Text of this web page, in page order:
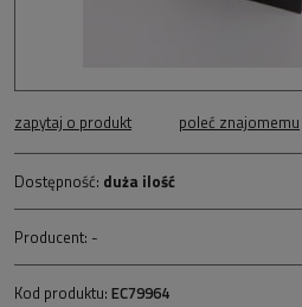
zapytaj o produkt poleć znajomemu
Dostępność: duża ilość
Producent: -
Kod produktu: EC79964